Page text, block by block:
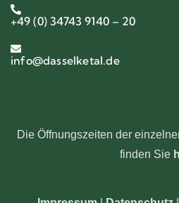
+49 (0) 34743 9140 – 20
info@dasselketal.de
Die Öffnungszeiten der
finden Sie